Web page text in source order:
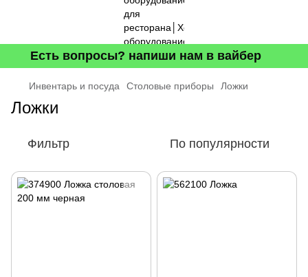
Есть вопросы? напиши нам в вайбер
Инвентарь и посуда Столовые приборы Ложки
Ложки
Фильтр По популярности